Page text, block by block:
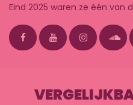
Eind 2025 waren ze één van